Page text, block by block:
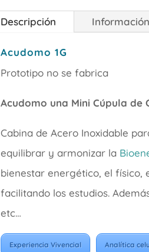
Descripción
Acudomo 1G
Prototipo no se fabrica
Acudomo una Mini Cúpula de
Cabina de Acero Inoxidable
equilibrar y armonizar la
bienestar energético, el físico,
facilitando los estudios.
etc…
Experiencia Vivencial Analítica